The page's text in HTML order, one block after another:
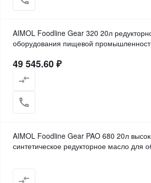
AIMOL Foodline Gear 320 20л
оборудования пищевой
49 545.60 ₽
AIMOL Foodline Gear PAO 680 20л
синтетическое редукторное масло для